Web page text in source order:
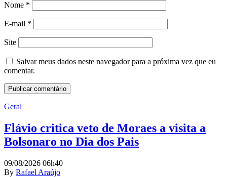
Nome *
E-mail *
Site
Salvar meus dados neste navegador para a próxima vez que eu
comentar.
Geral
Flávio critica veto de Moraes a visita a
Bolsonaro no Dia dos Pais
09/08/2026 06h40
By Rafael Araújo